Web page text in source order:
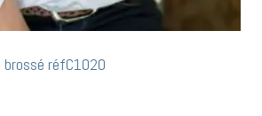
brossé réfC1020